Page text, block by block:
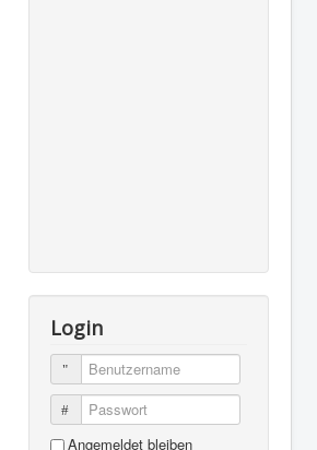
Login
Benutzername
Passwort
Angemeldet bleiben